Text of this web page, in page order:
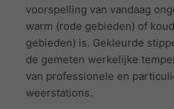
voorspelling van vandaag
warm (rode gebieden) of
gebieden) is. Gekleurde
de gemeten werkelijke
van professionele en
weerstations.